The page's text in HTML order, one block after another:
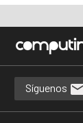
Síguenos